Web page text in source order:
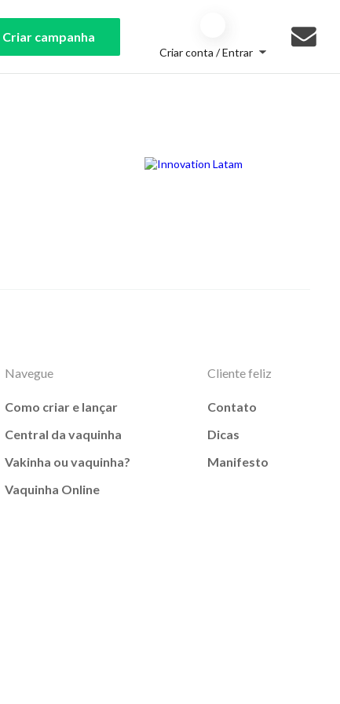
Criar campanha
Criar conta / Entrar
Navegue
Como criar e lançar
Central da vaquinha
Vakinha ou vaquinha?
Vaquinha Online
Cliente feliz
Contato
Dicas
Manifesto